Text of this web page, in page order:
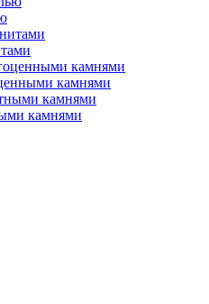
камнями
камнями